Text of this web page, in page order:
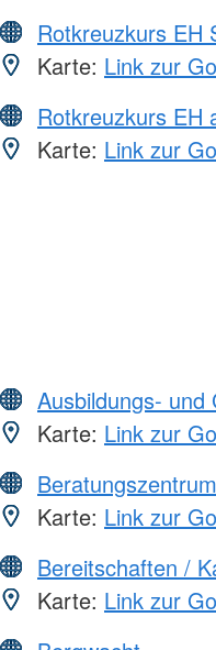
Rotkreuzkurs EH
Karte: Link zur
Rotkreuzkurs EH
Karte: Link zur
Ausbildungs- und
Karte: Link zur
Beratungszentrum
Karte: Link zur
Bereitschaften /
Karte: Link zur